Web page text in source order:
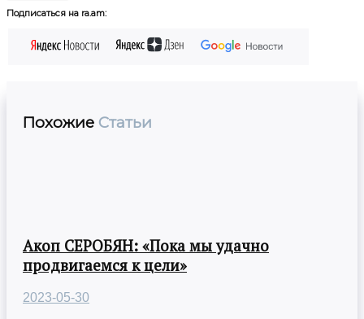
Подписаться на ra.am:
Похожие Статьи
Акоп СЕРОБЯН: «Пока мы удачно
продвигаемся к цели»
2023-05-30